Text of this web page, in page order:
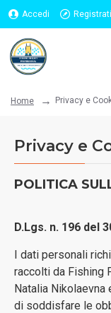
Accedi Registrati
Home Privacy e
Privacy e
POLITICA
D.Lgs. n. 196 del
I dati personali
raccolti da Fishing
Natalia
di soddisfare le